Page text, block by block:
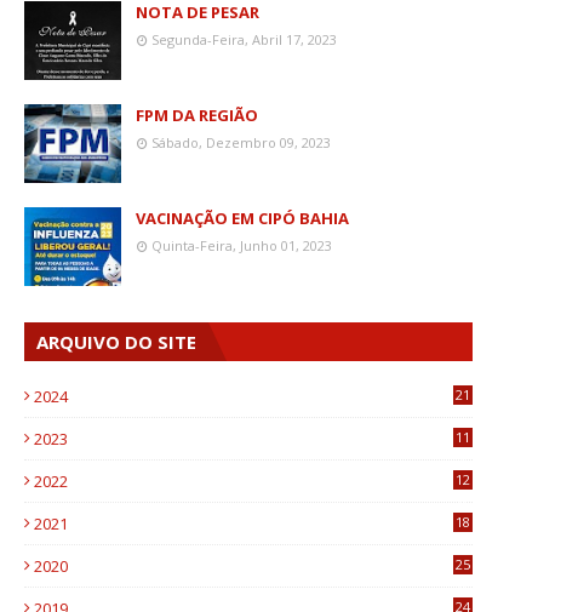
NOTA DE PESAR
Segunda-Feira, Abril 17, 2023
FPM DA REGIÃO
Sábado, Dezembro 09, 2023
VACINAÇÃO EM CIPÓ BAHIA
Quinta-Feira, Junho 01, 2023
ARQUIVO DO SITE
2024 21
2023
11
2022
12
2021
18
2020
25
24